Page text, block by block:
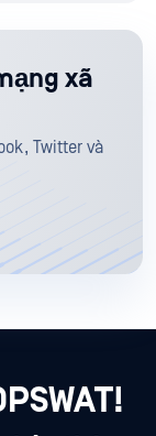
xã
Twitter và